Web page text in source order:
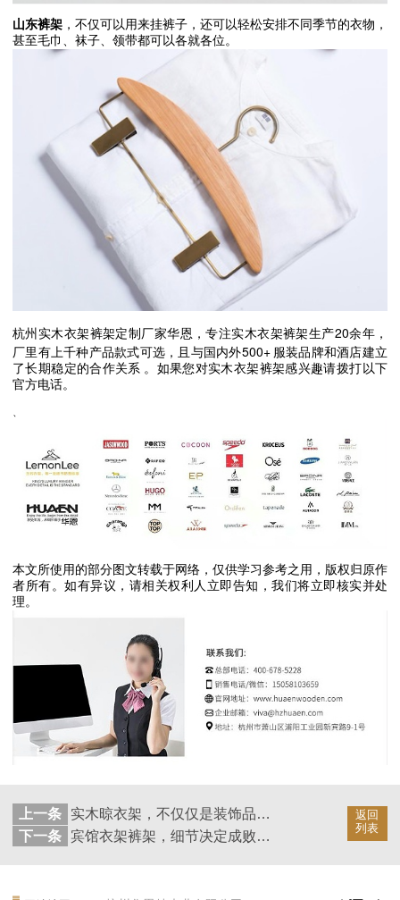
山东裤架 ，不仅可以用来挂裤子，还可以轻松安排不同季节的衣物，
甚至毛巾、袜子、领带都可以各就各位。
杭州实木衣架裤架定制厂家华恩，专注实木衣架裤架生产20余年，
厂里有上千种产品款式可选，且与国内外500+ 服装品牌和酒店建立
了长期稳定的合作关系 。如果您对实木衣架裤架感兴趣请拨打以下
官方电话。
、
本文所使用的部分图文转载于网络，仅供学习参考之用，版权归原作
者所有。如有异议，请相关权利人立即告知，我们将立即核实并处
理。
返回
列表
上一条
实木晾衣架，不仅仅是装饰品更是功能性的产品【华恩】
下一条
宾馆衣架裤架，细节决定成败【华恩】